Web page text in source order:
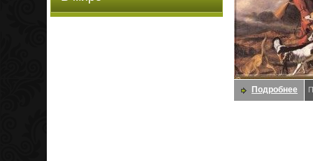
Подробнее